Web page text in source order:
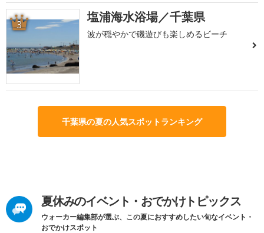
3 塩浦海水浴場／千葉県
波が穏やかで磯遊びも楽しめるビーチ
千葉県の夏の人気スポットランキング
夏休みのイベント・おでかけトピックス
ウォーカー編集部が選ぶ、この夏におすすめしたい旬なイベント・
おでかけスポット